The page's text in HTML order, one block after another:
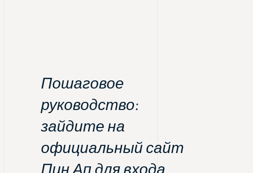
Пошаговое
руководство:
зайдите на
официальный сайт